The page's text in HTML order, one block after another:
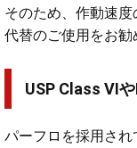
そのため、作動速度
代替のご使用をお勧
USP Class VI
パーフロを採用さ